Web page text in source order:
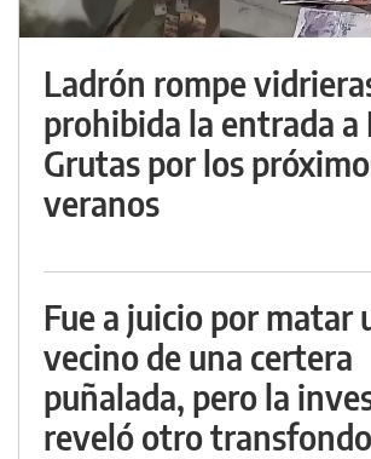
Ladrón rompe
prohibida la entrada a
Grutas por los
veranos
Fue a juicio por matar
vecino de una certera
puñalada, pero la
reveló otro transfondo